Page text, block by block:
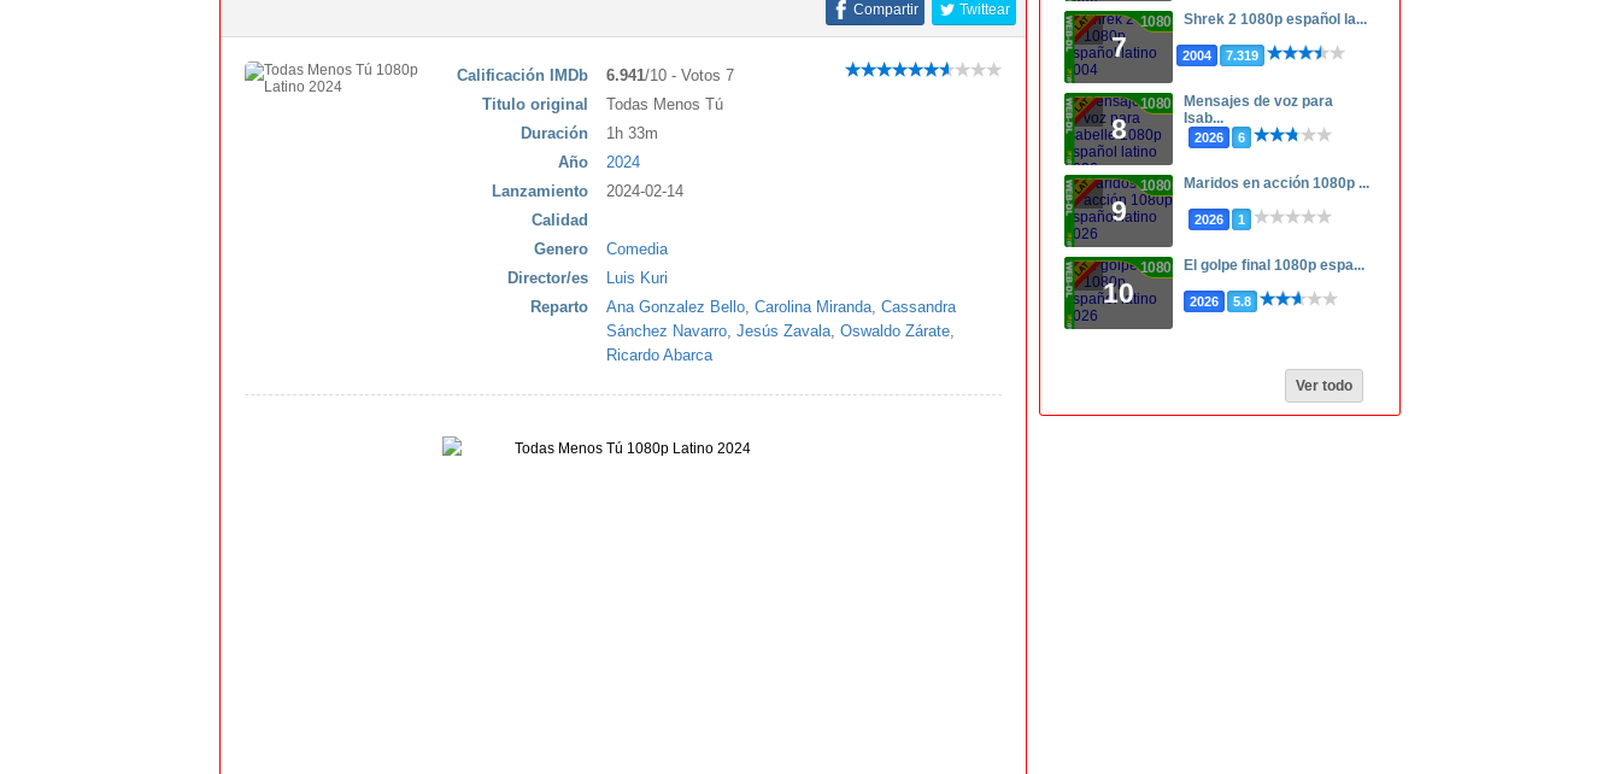
Twittear
Compartir
Calificación IMDb 6.941/10 - Votos 7
Titulo original
Todas Menos Tú
Duración
1h 33m
Año
2024
Lanzamiento
2024-02-14
Calidad
Genero
Comedia
Director/es
Luis Kuri
Reparto
Ana Gonzalez Bello, Carolina Miranda, Cassandra
Sánchez Navarro, Jesús Zavala, Oswaldo Zárate,
Ricardo Abarca
7
1080p Shrek 2 1080p español la...
2004 7.319
8
1080p
Mensajes de voz para
Isab...
2026 6
9
1080p Maridos en acción 1080p ...
2026 1
10
1080p El golpe final 1080p espa...
2026 5.8
Ver todo